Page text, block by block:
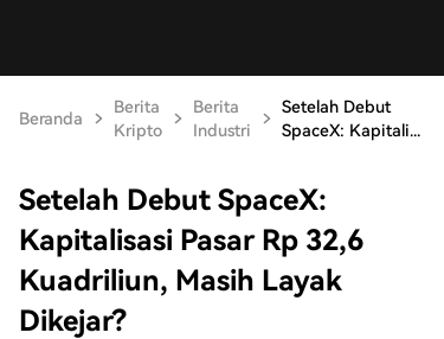
Beranda
Berita
Kripto
Berita
Industri
Setelah Debut
SpaceX: Kapitali...
Setelah Debut SpaceX:
Kapitalisasi Pasar Rp 32,6
Kuadriliun, Masih Layak
Dikejar?